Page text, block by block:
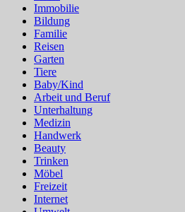
Immobilie
Bildung
Familie
Reisen
Garten
Tiere
Baby/Kind
Arbeit und Beruf
Unterhaltung
Medizin
Handwerk
Beauty
Trinken
Möbel
Freizeit
Internet